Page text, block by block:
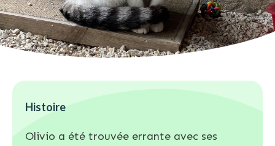
Histoire
Olivio a été trouvée errante avec ses